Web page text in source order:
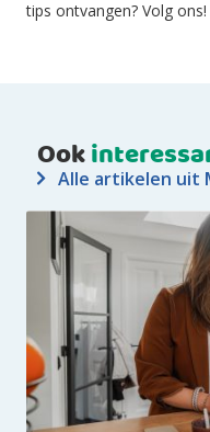
tips ontvangen? Volg ons!
Ook
Alle artikelen uit